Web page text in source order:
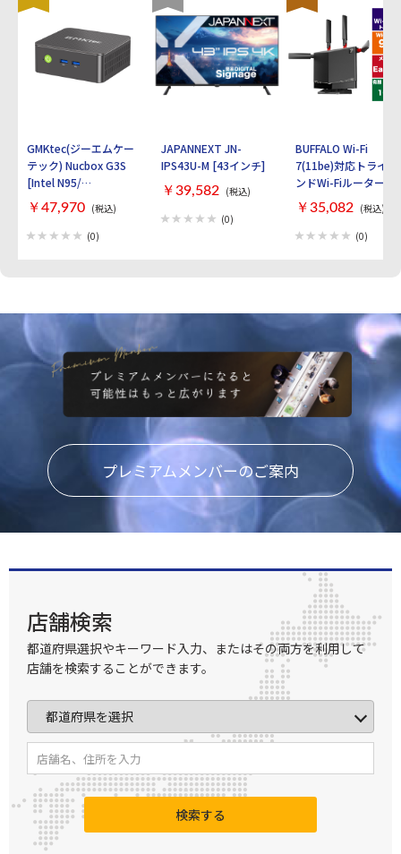
GMKtec(ジーエムケー
テック) Nucbox G3S
[Intel N95/
RAM:16GB/
SSD:512GB/ Windows
11 Pro]
￥47,970 (税込)
(0)
JAPANNEXT JN-
IPS43U-M [43インチ]
￥39,582 (税込)
(0)
BUFFALO Wi-Fi
7(11be)対応トライバ
ンドWi-Fiルーター
AirStation
WXR9300BE6P [ブラ
ック]
￥35,082 (税込)
(0)
プレミアムメンバーのご案内
店舗検索
都道府県選択やキーワード入力、またはその両方を利用して
店舗を検索することができます。
検索する